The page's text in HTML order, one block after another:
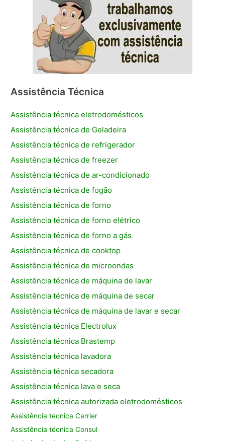
Assistência Técnica
Assistência técnica eletrodomésticos
Assistência técnica de Geladeira
Assistência técnica de refrigerador
Assistência técnica de freezer
Assistência técnica de ar-condicionado
Assistência técnica de fogão
Assistência técnica de forno
Assistência técnica de forno elétrico
Assistência técnica de forno a gás
Assistência técnica de cooktop
Assistência técnica de microondas
Assistência técnica de máquina de lavar
Assistência técnica de máquina de secar
Assistência técnica de máquina de lavar e secar
Assistência técnica Electrolux
Assistência técnica Brastemp
Assistência técnica lavadora
Assistência técnica secadora
Assistência técnica lava e seca
Assistência técnica autorizada eletrodomésticos
Assistência técnica Carrier
Assistência técnica Consul